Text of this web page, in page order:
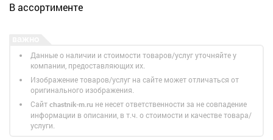
В ассортименте
Данные о наличии и стоимости товаров/услуг уточняйте у
компании, предоставляющих их.
Изображение товаров/услуг на сайте может отличаться от
оригинального изображения.
Сайт chastnik-m.ru не несет ответственности за не совпадение
информации в описании, в т.ч. о стоимости и качестве товара/
услуги.